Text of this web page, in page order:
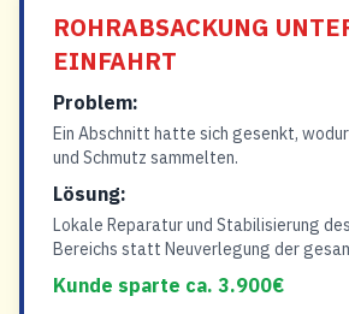
ROHRABSACKUNG
EINFAHRT
Problem:
Ein Abschnitt hatte sich gesenkt,
und Schmutz sammelten.
Lösung:
Lokale Reparatur und Stabilisierung
Bereichs statt Neuverlegung der
Kunde sparte ca. 3.900€